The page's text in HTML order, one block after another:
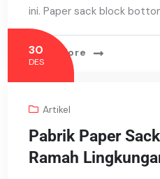
ini. Paper sack block
Read More
30
DES
Artikel
Pabrik Paper
Ramah